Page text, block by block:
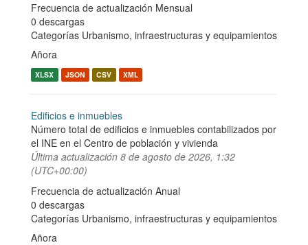
Frecuencia de actualización Mensual
0 descargas
Categorías Urbanismo, infraestructuras y equipamientos
Añora
XLSX JSON CSV XML
Edificios e inmuebles
Número total de edificios e inmuebles contabilizados por
el INE en el Centro de población y vivienda
Última actualización 8 de agosto de 2026, 1:32
(UTC+00:00)
Frecuencia de actualización Anual
0 descargas
Categorías Urbanismo, infraestructuras y equipamientos
Añora